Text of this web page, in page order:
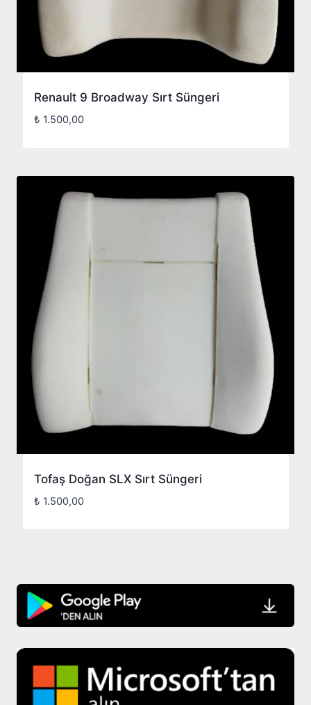
Renault 9 Broadway Sırt Süngeri
₺ 1.500,00
Tofaş Doğan SLX Sırt Süngeri
₺ 1.500,00